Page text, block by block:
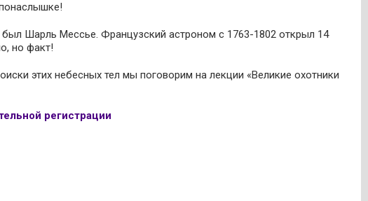
Шарль Мессье. Французский астроном с 1763-1802 открыл 14
но факт!
этих небесных тел мы поговорим на лекции «Великие охотники
регистрации